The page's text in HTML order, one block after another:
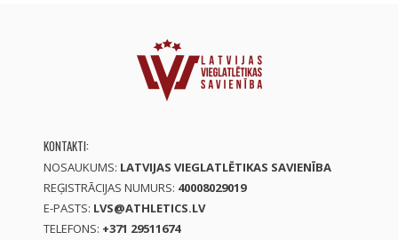
KONTAKTI:
NOSAUKUMS: LATVIJAS VIEGLATLĒTIKAS SAVIENĪBA
REĢISTRĀCIJAS NUMURS: 40008029019
E-PASTS: LVS@ATHLETICS.LV
TELEFONS: +371 29511674